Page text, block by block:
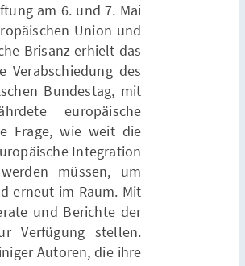
am 6. und 7. Mai
Union und
Brisanz erhielt das
Verabschiedung des
Bundestag, mit
europäische
Frage, wie weit die
Integration
müssen, um
erneut im Raum. Mit
und Berichte der
Verfügung stellen.
Autoren, die ihre